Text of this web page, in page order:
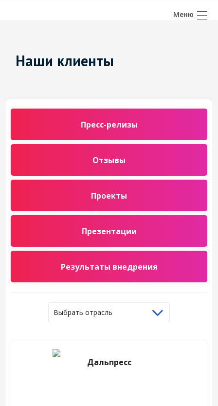
Наши клиенты
Пресс-релизы
Отзывы
Проекты
Презентации
Результаты внедрения
Выбрать отрасль
Дальпресс